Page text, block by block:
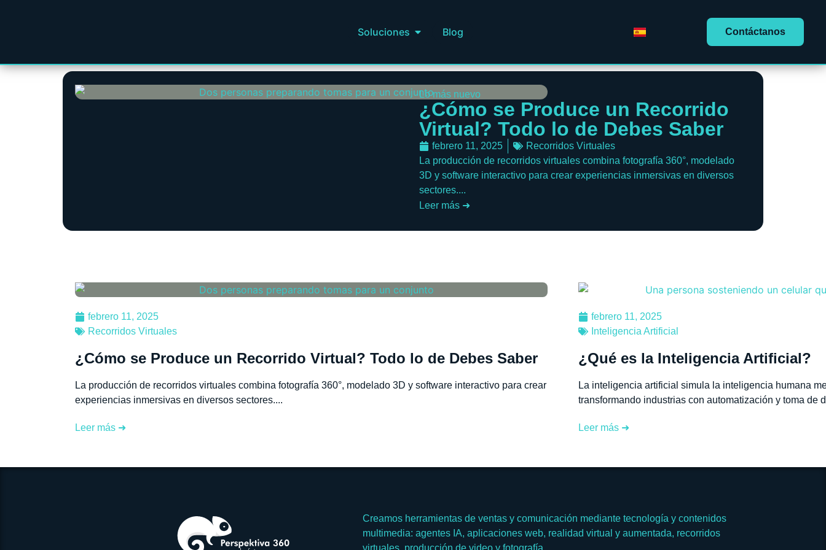
Soluciones Blog Contáctanos
Lo más nuevo
¿Cómo se Produce un Recorrido
Virtual? Todo lo de Debes Saber
febrero 11, 2025
Recorridos Virtuales
La producción de recorridos virtuales combina fotografía 360°, modelado
3D y software interactivo para crear experiencias inmersivas en diversos
sectores....
Leer más ➜
febrero 11, 2025
Recorridos Virtuales
¿Cómo se Produce un Recorrido Virtual? Todo lo de Debes Saber
La producción de recorridos virtuales combina fotografía 360°, modelado 3D y software interactivo para crear
experiencias inmersivas en diversos sectores....
Leer más ➜
febrero 11, 2025
Inteligencia Artificial
¿Qué es la Inteligencia Artificial?
La inteligencia artificial simula la inteligencia humana
transformando industrias con automatización y toma de
Leer más ➜
Creamos herramientas de ventas y comunicación mediante tecnología y contenidos
multimedia: agentes IA, aplicaciones web, realidad virtual y aumentada, recorridos
virtuales, producción de video y fotografía.